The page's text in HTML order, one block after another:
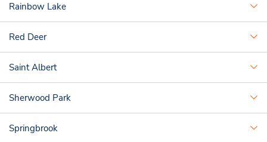
Rainbow Lake
Red Deer
Saint Albert
Sherwood Park
Springbrook